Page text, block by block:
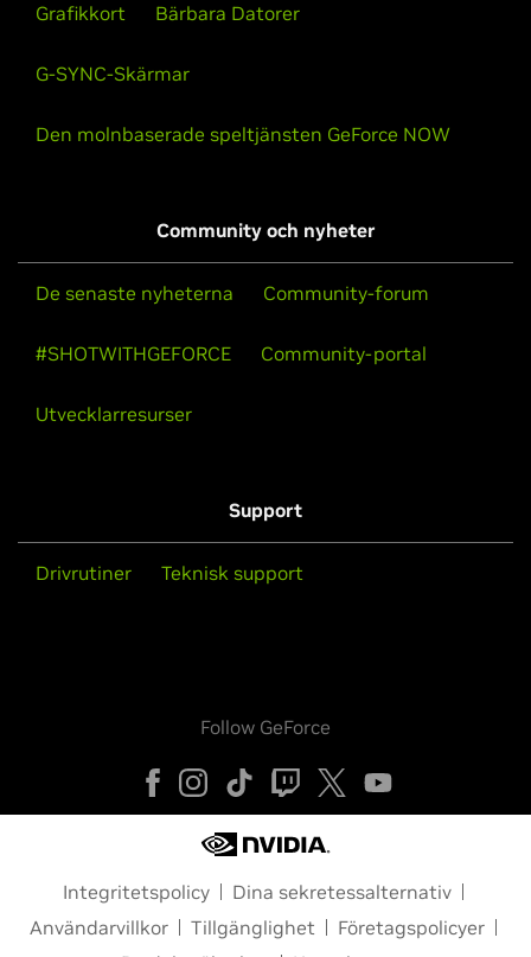
Grafikkort Bärbara Datorer
G-SYNC-Skärmar
Den molnbaserade speltjänsten GeForce NOW
Community och nyheter
De senaste nyheterna Community-forum
#SHOTWITHGEFORCE Community-portal
Utvecklarresurser
Support
Drivrutiner Teknisk support
Follow GeForce
Integritetspolicy
Dina sekretessalternativ
Användarvillkor
Tillgänglighet
Företagspolicyer